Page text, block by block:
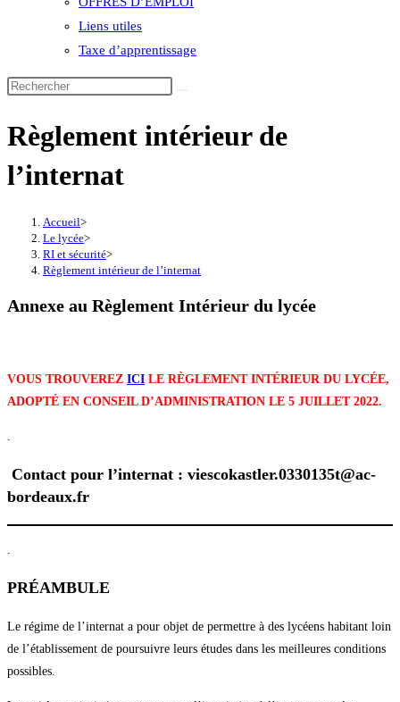
Liens utiles
Taxe d’apprentissage
Règlement intérieur de
l’internat
Accueil>
Le lycée>
RI et sécurité>
Règlement intérieur de l’internat
Annexe au Règlement Intérieur du lycée
VOUS TROUVEREZ ICI LE RÈGLEMENT INTÉRIEUR DU LYCÉE,
ADOPTÉ EN CONSEIL D’ADMINISTRATION LE 5 JUILLET 2022.
.
Contact pour l’internat : viescokastler.0330135t@ac-
bordeaux.fr
.
PRÉAMBULE
Le régime de l’internat a pour objet de permettre à des lycéens habitant loin
de l’établissement de poursuivre leurs études dans les meilleures conditions
possibles.